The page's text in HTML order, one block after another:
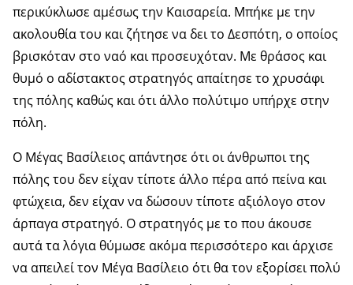
περικύκλωσε αμέσως την Καισαρεία. Μπήκε με την
ακολουθία του και ζήτησε να δει το Δεσπότη, ο οποίος
βρισκόταν στο ναό και προσευχόταν. Με θράσος και
θυμό ο αδίστακτος στρατηγός απαίτησε το χρυσάφι
της πόλης καθώς και ότι άλλο πολύτιμο υπήρχε στην
πόλη.
Ο Μέγας Βασίλειος απάντησε ότι οι άνθρωποι της
πόλης του δεν είχαν τίποτε άλλο πέρα από πείνα και
φτώχεια, δεν είχαν να δώσουν τίποτε αξιόλογο στον
άρπαγα στρατηγό. Ο στρατηγός με το που άκουσε
αυτά τα λόγια θύμωσε ακόμα περισσότερο και άρχισε
να απειλεί τον Μέγα Βασίλειο ότι θα τον εξορίσει πολύ